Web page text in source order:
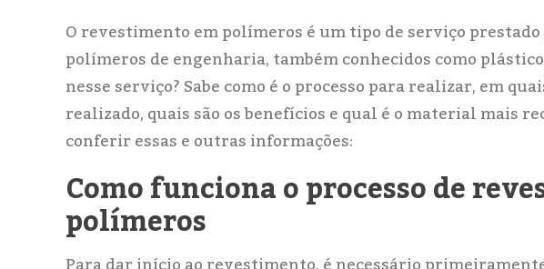
O revestimento em polímeros é um tipo de serviço
polímeros de engenharia, também conhecidos como
nesse serviço? Sabe como é o processo para realizar, em
realizado, quais são os benefícios e qual é o material mais
conferir essas e outras informações:
Como funciona o processo de
polímeros